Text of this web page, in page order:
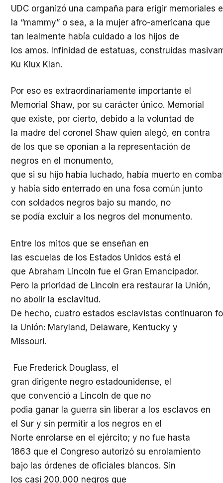
UDC organizó una campaña para erigir memoriales
la “mammy” o sea, a la mujer afro-americana que
tan lealmente había cuidado a los hijos de
los amos. Infinidad de estatuas, construidas
Ku Klux Klan.
Por eso es extraordinariamente importante el
Memorial Shaw, por su carácter único. Memorial
que existe, por cierto, debido a la voluntad de
la madre del coronel Shaw quien alegó, en contra
de los que se oponían a la representación de
negros en el monumento,
que si su hijo había luchado, había muerto en
y había sido enterrado en una fosa común junto
con soldados negros bajo su mando, no
se podía excluir a los negros del monumento.
Entre los mitos que se enseñan en
las escuelas de los Estados Unidos está el
que Abraham Lincoln fue el Gran Emancipador.
Pero la prioridad de Lincoln era restaurar la Unión,
no abolir la esclavitud.
De hecho, cuatro estados esclavistas continuaron
la Unión: Maryland, Delaware, Kentucky y
Missouri.
Fue Frederick Douglass, el
gran dirigente negro estadounidense, el
que convenció a Lincoln de que no
podia ganar la guerra sin liberar a los esclavos en
el Sur y sin permitir a los negros en el
Norte enrolarse en el ejército; y no fue hasta
1863 que el Congreso autorizó su enrolamiento
bajo las órdenes de oficiales blancos. Sin
los casi 200,000 negros que